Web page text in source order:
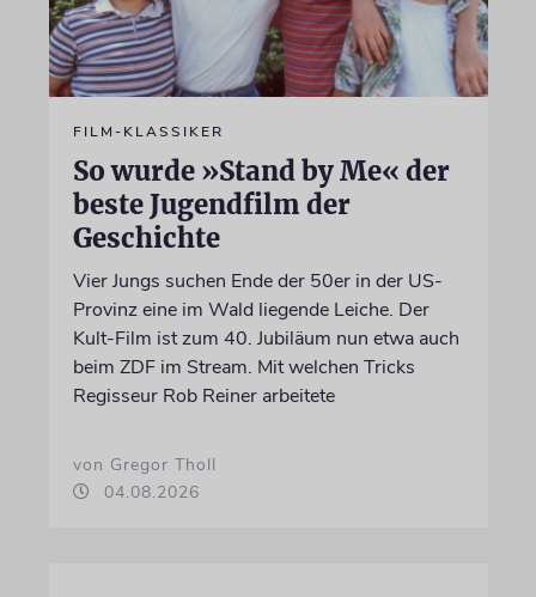
FILM-KLASSIKER
So wurde »Stand by Me« der
beste Jugendfilm der
Geschichte
Vier Jungs suchen Ende der 50er in der US-
Provinz eine im Wald liegende Leiche. Der
Kult-Film ist zum 40. Jubiläum nun etwa auch
beim ZDF im Stream. Mit welchen Tricks
Regisseur Rob Reiner arbeitete
von Gregor Tholl
04.08.2026